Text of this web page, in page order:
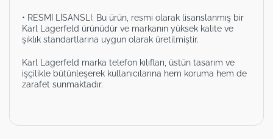
• RESMİ LİSANSLI: Bu ürün, resmi olarak lisanslanmış bir
Karl Lagerfeld ürünüdür ve markanın yüksek kalite ve
şıklık standartlarına uygun olarak üretilmiştir.
Karl Lagerfeld marka telefon kılıfları, üstün tasarım ve
işçilikle bütünleşerek kullanıcılarına hem koruma hem de
zarafet sunmaktadır.